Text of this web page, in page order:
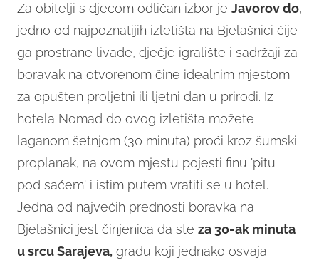
Za obitelji s djecom odličan izbor je Javorov do,
jedno od najpoznatijih izletišta na Bjelašnici čije
ga prostrane livade, dječje igralište i sadržaji za
boravak na otvorenom čine idealnim mjestom
za opušten proljetni ili ljetni dan u prirodi. Iz
hotela Nomad do ovog izletišta možete
laganom šetnjom (30 minuta) proći kroz šumski
proplanak, na ovom mjestu pojesti finu 'pitu
pod saćem' i istim putem vratiti se u hotel.
Jedna od najvećih prednosti boravka na
Bjelašnici jest činjenica da ste za 30-ak minuta
u srcu Sarajeva, gradu koji jednako osvaja